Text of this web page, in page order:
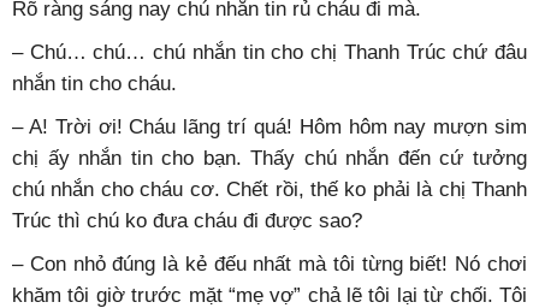
Rõ ràng sáng nay chú nhắn tin rủ cháu đi mà.
– Chú… chú… chú nhắn tin cho chị Thanh Trúc chứ đâu
nhắn tin cho cháu.
– A! Trời ơi! Cháu lãng trí quá! Hôm hôm nay mượn sim
chị ấy nhắn tin cho bạn. Thấy chú nhắn đến cứ tưởng
chú nhắn cho cháu cơ. Chết rồi, thế ko phải là chị Thanh
Trúc thì chú ko đưa cháu đi được sao?
– Con nhỏ đúng là kẻ đếu nhất mà tôi từng biết! Nó chơi
khăm tôi giờ trước mặt “mẹ vợ” chả lẽ tôi lại từ chối. Tôi